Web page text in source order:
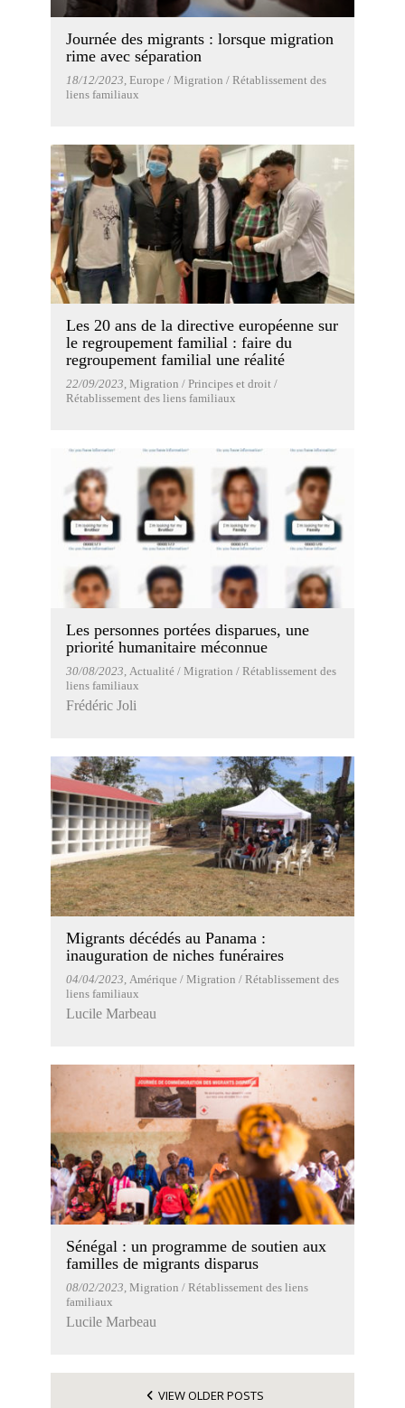
Journée des migrants : lorsque migration
rime avec séparation
18/12/2023 , Europe / Migration / Rétablissement des
liens familiaux
Les 20 ans de la directive européenne sur
le regroupement familial : faire du
regroupement familial une réalité
22/09/2023, Migration / Principes et droit /
Rétablissement des liens familiaux
Les personnes portées disparues, une
priorité humanitaire méconnue
30/08/2023, Actualité / Migration / Rétablissement des
liens familiaux
Frédéric Joli
Migrants décédés au Panama :
inauguration de niches funéraires
04/04/2023, Amérique / Migration / Rétablissement des
liens familiaux
Lucile Marbeau
Sénégal : un programme de soutien aux
familles de migrants disparus
08/02/2023 , Migration / Rétablissement des liens
familiaux
Lucile Marbeau
VIEW OLDER POSTS